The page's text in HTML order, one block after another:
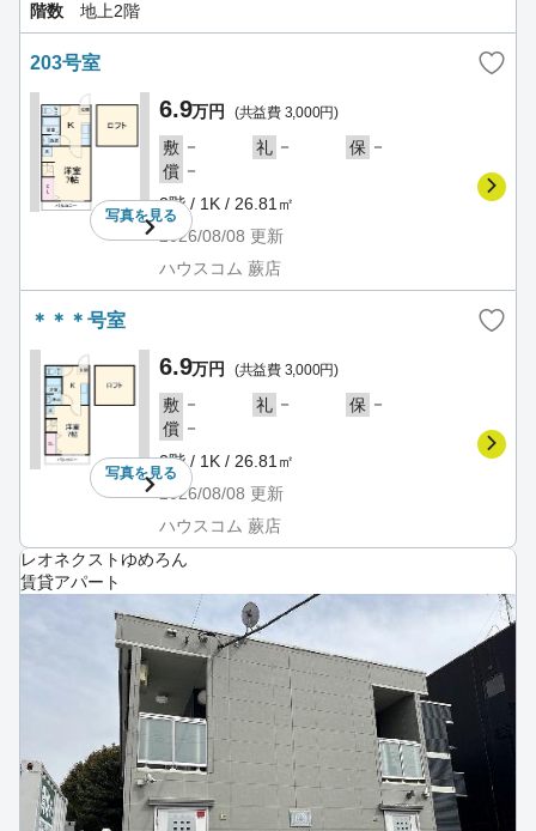
階数
地上2階
203号室
写真を見る
6.9万円 (共益費 3,000円)
敷 － 礼 － 保 －
償 －
2階 / 1K / 26.81㎡
2026/08/08 更新
ハウスコム 蕨店
＊＊＊号室
写真を見る
6.9万円 (共益費 3,000円)
敷 － 礼 － 保 －
償 －
2階 / 1K / 26.81㎡
2026/08/08 更新
ハウスコム 蕨店
レオネクストゆめろん
賃貸アパート